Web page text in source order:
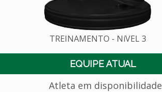
TREINAMENTO - NíVEL 3
EQUIPE ATUAL
Atleta em disponibilidade